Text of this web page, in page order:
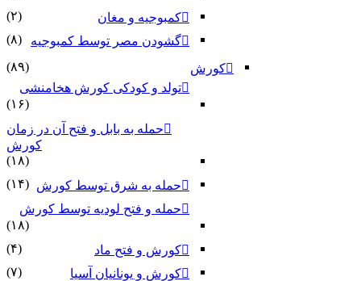
کمبوجیه و مغان
(۲)
گشودن مصر توسط کمبوجیه
(۸)
کورش
(۸۹)
تولد و کودکی کورش هخامنشی
(۱۶)
حمله به بابل و فتح آن در زمان
کورش
(۱۸)
حمله به شرق توسط کورش (۱۴)
حمله و فتح لودیه توسط کورش
(۱۸)
کورش و فتح ماد
(۴)
کورش و یونانیان آسیا
(۷)